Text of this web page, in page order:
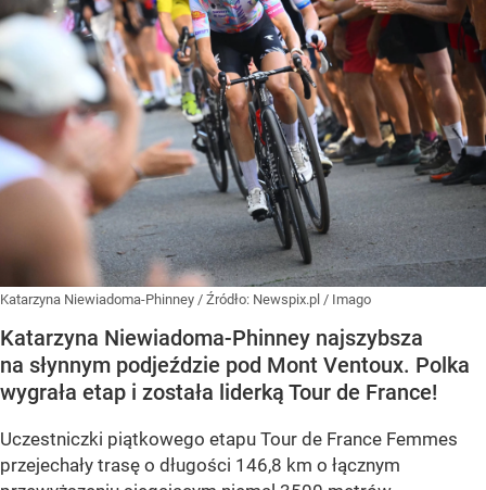
Katarzyna Niewiadoma-Phinney / Źródło: Newspix.pl / Imago
Katarzyna Niewiadoma-Phinney najszybsza
na słynnym podjeździe pod Mont Ventoux. Polka
wygrała etap i została liderką Tour de France!
Uczestniczki piątkowego etapu Tour de France Femmes
przejechały trasę o długości 146,8 km o łącznym